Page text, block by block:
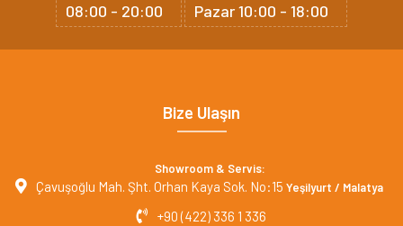
08:00 - 20:00
Pazar 10:00 - 18:00
Bize Ulaşın
Showroom & Servis:
Çavuşoğlu Mah. Şht. Orhan Kaya Sok. No:15 Yeşilyurt / Malatya
+90 (422) 336 1 336